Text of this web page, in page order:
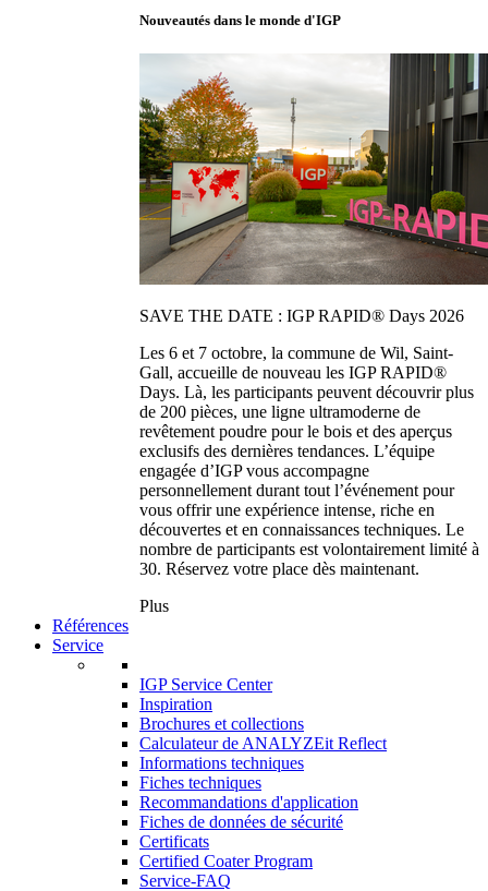
Nouveautés dans le monde d'IGP
SAVE THE DATE : IGP RAPID® Days 2026
Les 6 et 7 octobre, la commune de Wil, Saint-
Gall, accueille de nouveau les IGP RAPID®
Days. Là, les participants peuvent découvrir plus
de 200 pièces, une ligne ultramoderne de
revêtement poudre pour le bois et des aperçus
exclusifs des dernières tendances. L’équipe
engagée d’IGP vous accompagne
personnellement durant tout l’événement pour
vous offrir une expérience intense, riche en
découvertes et en connaissances techniques. Le
nombre de participants est volontairement limité à
30. Réservez votre place dès maintenant.
Plus
Références
Service
IGP Service Center
Inspiration
Brochures et collections
Calculateur de ANALYZEit Reflect
Informations techniques
Fiches techniques
Recommandations d'application
Fiches de données de sécurité
Certificats
Certified Coater Program
Service-FAQ